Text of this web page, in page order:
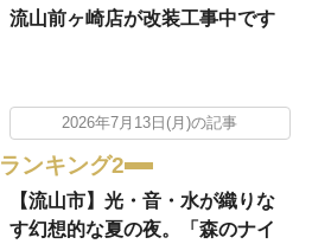
流山前ヶ崎店が改装工事中です
2026年7月13日(月)の記事
ランキング2
【流山市】光・音・水が織りな
す幻想的な夏の夜。「森のナイ